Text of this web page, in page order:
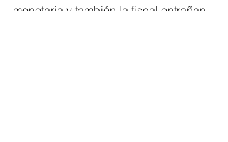
monetaria y también la fiscal entrañan